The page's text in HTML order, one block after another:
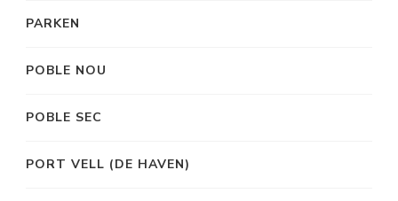
PARKEN
POBLE NOU
POBLE SEC
PORT VELL (DE HAVEN)